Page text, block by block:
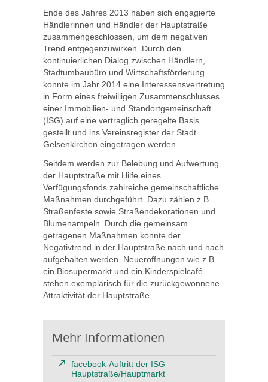
Ende des Jahres 2013 haben sich engagierte
Händlerinnen und Händler der Hauptstraße
zusammengeschlossen, um dem negativen
Trend entgegenzuwirken. Durch den
kontinuierlichen Dialog zwischen Händlern,
Stadtumbaubüro und Wirtschaftsförderung
konnte im Jahr 2014 eine Interessensvertretung
in Form eines freiwilligen Zusammenschlusses
einer Immobilien- und Standortgemeinschaft
(ISG) auf eine vertraglich geregelte Basis
gestellt und ins Vereinsregister der Stadt
Gelsenkirchen eingetragen werden.
Seitdem werden zur Belebung und Aufwertung
der Hauptstraße mit Hilfe eines
Verfügungsfonds zahlreiche gemeinschaftliche
Maßnahmen durchgeführt. Dazu zählen z.B.
Straßenfeste sowie Straßendekorationen und
Blumenampeln. Durch die gemeinsam
getragenen Maßnahmen konnte der
Negativtrend in der Hauptstraße nach und nach
aufgehalten werden. Neueröffnungen wie z.B.
ein Biosupermarkt und ein Kinderspielcafé
stehen exemplarisch für die zurückgewonnene
Attraktivität der Hauptstraße.
Mehr Informationen
facebook-Auftritt der ISG
Hauptstraße/Hauptmarkt